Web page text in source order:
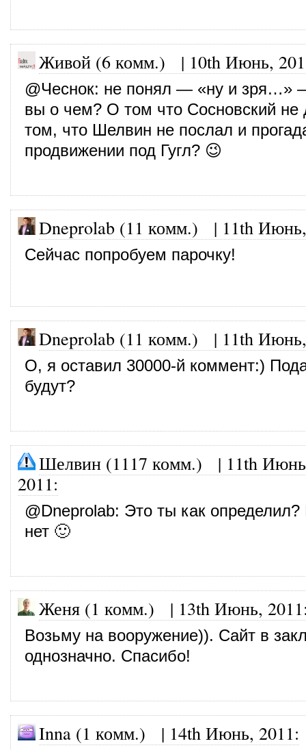
Живой (6 комм.) | 10th Июнь,
@Чеснок: не понял — «ну и зря…»
вы о чем? О том что Сосновский не
том, что Шелвин не послал и
продвижении под Гугл? 😉
Dneprolab (11 комм.) | 11th
Сейчас попробуем парочку!
Dneprolab (11 комм.) | 11th
О, я оставил 30000-й коммент:)
будут?
Шелвин (1117 комм.) | 11th
2011:
@Dneprolab: Это ты как определил?
нет 🙂
Женя (1 комм.) | 13th Июнь, 2011
Возьму на вооружение)). Сайт в
однозначно. Спасибо!
Inna (1 комм.) | 14th Июнь, 2011: